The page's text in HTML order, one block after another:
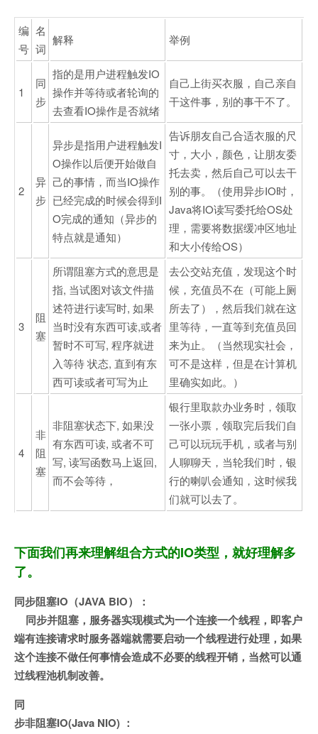
编
号
名
词
解释 举例
1
同
步
指的是用户进程触发IO
操作并等待或者轮询的
去查看IO操作是否就绪
自己上街买衣服，自己亲自
干这件事，别的事干不了。
2
异
步
异步是指用户进程触发I
O操作以后便开始做自
己的事情，而当IO操作
已经完成的时候会得到I
O完成的通知（异步的
特点就是通知）
告诉朋友自己合适衣服的尺
寸，大小，颜色，让朋友委
托去卖，然后自己可以去干
别的事。（使用异步IO时，
Java将IO读写委托给OS处
理，需要将数据缓冲区地址
和大小传给OS）
3
阻
塞
所谓阻塞方式的意思是
指, 当试图对该文件描
述符进行读写时, 如果
当时没有东西可读,或者
暂时不可写, 程序就进
入等待 状态, 直到有东
西可读或者可写为止
去公交站充值，发现这个时
候，充值员不在（可能上厕
所去了），然后我们就在这
里等待，一直等到充值员回
来为止。（当然现实社会，
可不是这样，但是在计算机
里确实如此。）
4
非
阻
塞
非阻塞状态下, 如果没
有东西可读, 或者不可
写, 读写函数马上返回,
而不会等待，
银行里取款办业务时，领取
一张小票，领取完后我们自
己可以玩玩手机，或者与别
人聊聊天，当轮我们时，银
行的喇叭会通知，这时候我
们就可以去了。
下面我们再来理解组合方式的IO类型，就好理解多
了。
同步阻塞IO（JAVA BIO）：
同步并阻塞，服务器实现模式为一个连接一个线程，即客户
端有连接请求时服务器端就需要启动一个线程进行处理，如果
这个连接不做任何事情会造成不必要的线程开销，当然可以通
过线程池机制改善。
同
步非阻塞IO(Java NIO) ：